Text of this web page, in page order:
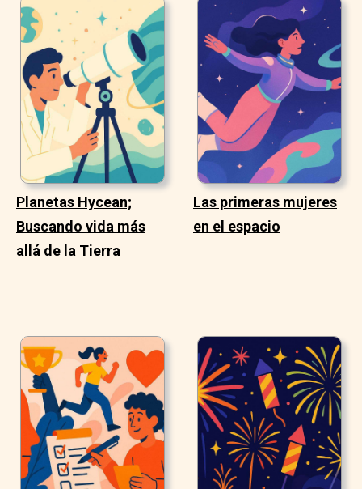
Planetas Hycean;
Buscando vida más
allá de la Tierra
Las primeras mujeres
en el espacio